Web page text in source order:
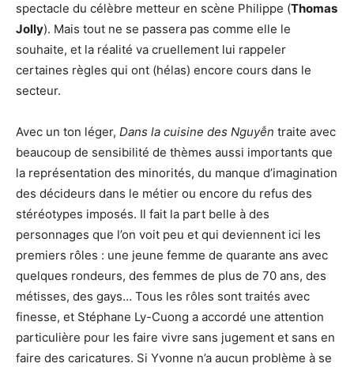
spectacle du célèbre metteur en scène Philippe (Thomas
Jolly). Mais tout ne se passera pas comme elle le
souhaite, et la réalité va cruellement lui rappeler
certaines règles qui ont (hélas) encore cours dans le
secteur.
Avec un ton léger, Dans la cuisine des Nguyễn traite avec
beaucoup de sensibilité de thèmes aussi importants que
la représentation des minorités, du manque d’imagination
des décideurs dans le métier ou encore du refus des
stéréotypes imposés. Il fait la part belle à des
personnages que l’on voit peu et qui deviennent ici les
premiers rôles : une jeune femme de quarante ans avec
quelques rondeurs, des femmes de plus de 70 ans, des
métisses, des gays… Tous les rôles sont traités avec
finesse, et Stéphane Ly-Cuong a accordé une attention
particulière pour les faire vivre sans jugement et sans en
faire des caricatures. Si Yvonne n’a aucun problème à se